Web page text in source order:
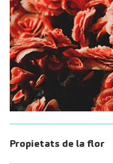
Propietats de la flor